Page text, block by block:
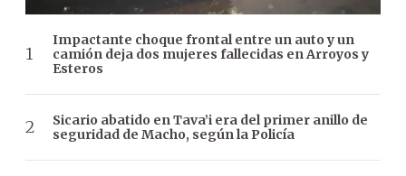
Impactante choque frontal entre un auto y un
camión deja dos mujeres fallecidas en Arroyos y
Esteros
Sicario abatido en Tava’i era del primer anillo de
seguridad de Macho, según la Policía